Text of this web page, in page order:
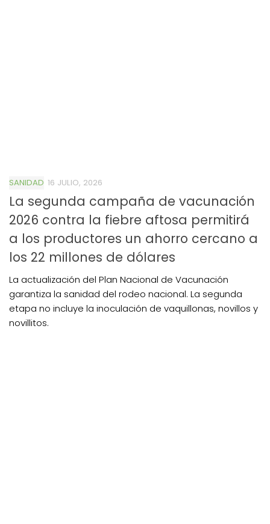
SANIDAD 16 JULIO, 2026
La segunda campaña de vacunación
2026 contra la fiebre aftosa permitirá
a los productores un ahorro cercano a
los 22 millones de dólares
La actualización del Plan Nacional de Vacunación
garantiza la sanidad del rodeo nacional. La segunda
etapa no incluye la inoculación de vaquillonas, novillos y
novillitos.